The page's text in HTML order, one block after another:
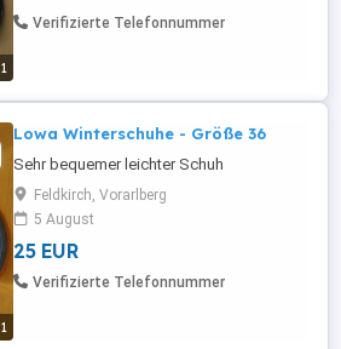
1
Verifizierte Telefonnummer
1
Lowa Winterschuhe - Größe 36
Sehr bequemer leichter Schuh
Feldkirch, Vorarlberg
5 August
25 EUR
Verifizierte Telefonnummer